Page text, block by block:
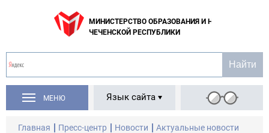
МИНИСТЕРСТВО ОБРАЗОВАНИЯ И НАУКИ
ЧЕЧЕНСКОЙ РЕСПУБЛИКИ
МЕНЮ Язык сайта
Главная Пресс-центр Новости
Актуальные новости